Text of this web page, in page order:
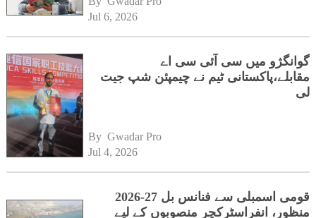
Jul 6, 2026
گوانگژو میں سی آئی سی اے
مقابلے،پاکستانی ٹیم نے چیمپئن شپ جیت
لی
By Gwadar Pro
Jul 4, 2026
قومی اسمبلی سے فنانس بل 27-2026
منظور، انفراسٹرکچر منصوبوں کے لیے